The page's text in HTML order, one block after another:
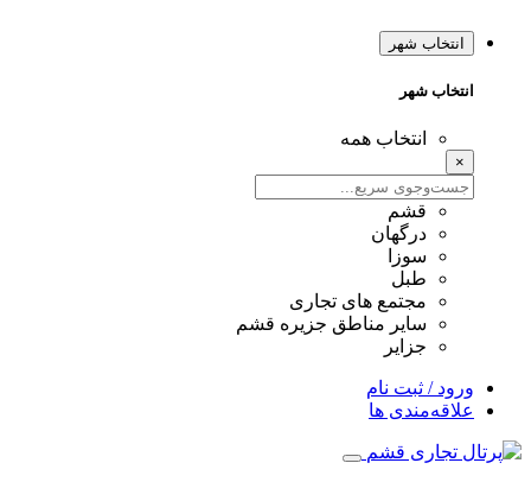
انتخاب شهر
انتخاب شهر
انتخاب همه
×
قشم
درگهان
سوزا
طبل
مجتمع های تجاری
سایر مناطق جزیره قشم
جزایر
ورود / ثبت نام
علاقه‌مندی ها